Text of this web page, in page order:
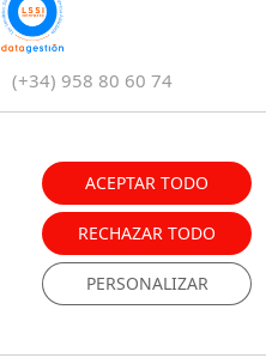
(+34) 958 80 60 74
C/Santa Paula, 35 18001 –
ipao@ipao.esACEPTAR TODO
RECHAZAR TODO
PERSONALIZAR